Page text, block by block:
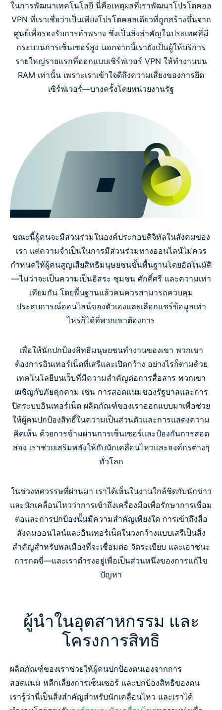
สมัครเป็นสมาชิกเพื่อรับข้อมูลสิทธิ์ดิจิทัล
ในการพัฒนาเทคโนโลยี นี่คือเหตุผลที่เราพัฒนาโปรโตคอล
VPN ที่เราเชื่อว่าเป็นเพียงโปรโตคอลเดียวที่ถูกสร้างขึ้นจาก
ศูนย์เพื่อรองรับการอำพราง ซึ่งเป็นสิ่งสำคัญในประเทศที่มี
กระบวนการเซ็นเซอร์สูง นอกจากนี้เรายังเป็นผู้ให้บริการ
รายใหญ่รายแรกที่ออกแบบเซิร์ฟเวอร์ VPN ให้ทำงานบน
RAM เท่านั้น เพราะเราเข้าใจดีถึงความเสี่ยงของการยึด
เซิร์ฟเวอร์—บางครั้งโดยหน่วยงานรัฐ
ขณะนี้ผู้คนจะมีส่วนร่วมในองค์ประกอบดิจิทัลในสังคมของ
เรา แต่ความจำเป็นในการมีส่วนร่วมทางออนไลน์ไม่ควร
กำหนดให้ผู้คนสูญเสียสิทธิมนุษยชนขั้นพื้นฐานโดยอัตโนมัติ
—ไม่ว่าจะเป็นความเป็นอิสระ ชุมชน ศักดิ์ศรี และความเท่า
เทียมกัน โดยพื้นฐานแล้วคนควรสามารถควบคุม
ประสบการณ์ออนไลน์ของตัวเองและเลือกแชร์ข้อมูลเท่า
ไหร่ก็ได้ที่พวกเขาต้องการ
เพื่อให้นักปกป้องสิทธิมนุษยชนทำงานของเขา พวกเขา
ต้องการอินเทอร์เน็ตที่เสรีและเปิดกว้าง อย่างไรก็ตามด้วย
เทคโนโลยีบนเว็บที่มีความสำคัญต่อการสื่อสาร พวกเขา
เผชิญกับภัยคุกคาม เช่น การสอดแนมของรัฐบาลและการ
ปิดระบบอินเทอร์เน็ต ผลิตภัณฑ์ของเราออกแบบมาเพื่อช่วย
ให้ผู้คนปกป้องสิทธิ์ในความเป็นส่วนตัวและการแสดงความ
คิดเห็น ด้วยการข้ามผ่านการเซ็นเซอร์และป้องกันการสอด
ส่อง เราช่วยเสริมพลังให้กับนักเคลื่อนไหวและองค์กรต่างๆ
ทั่วโลก
ในช่วงทศวรรษที่ผ่านมา เราได้เห็นในงานใกล้ชิดกับนักข่าว
และนักเคลื่อนไหวว่าการเข้าถึงเครื่องมือเพื่อรักษาการเชื่อม
ต่อและการปกป้องนั้นมีความสำคัญเพียงใด การเข้าถึงสื่อ
สังคมออนไลน์และอินเทอร์เน็ตในวงกว้างแบบเสรีเป็นสิ่ง
สำคัญสำหรับพลเมืองที่จะเชื่อมต่อ จัดระเบียบ และเอาชนะ
การกดขี่—และเราดำรงอยู่เพื่อเป็นส่วนหนึ่งของการแก้ไข
ปัญหา
ผู้นำในอุตสาหกรรม และ
โครงการสิทธิ
ผลิตภัณฑ์ของเราช่วยให้ผู้คนปกป้องตนเองจากการ
สอดแนม หลีกเลี่ยงการเซ็นเซอร์ และปกป้องสิทธิของตน
เรารู้ว่านี่เป็นสิ่งสำคัญสำหรับนักเคลื่อนไหว และเราได้